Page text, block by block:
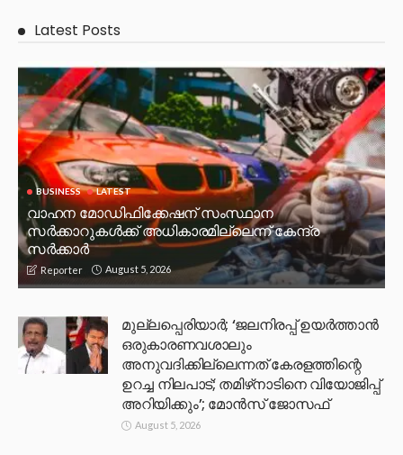
Latest Posts
BUSINESS LATEST
വാഹന മോഡിഫിക്കേഷന് സംസ്ഥാന
സർക്കാറുകൾക്ക് അധികാരമില്ലെന്ന് കേന്ദ്ര
സർക്കാർ
Reporter August 5, 2026
മുല്ലപ്പെരിയാര്‍; ‘ജലനിരപ്പ് ഉയര്‍ത്താന്‍
ഒരുകാരണവശാലും
അനുവദിക്കില്ലെന്നത് കേരളത്തിന്റെ
ഉറച്ച നിലപാട്; തമിഴ്‌നാടിനെ വിയോജിപ്പ്
അറിയിക്കും’; മോന്‍സ് ജോസഫ്
August 5, 2026